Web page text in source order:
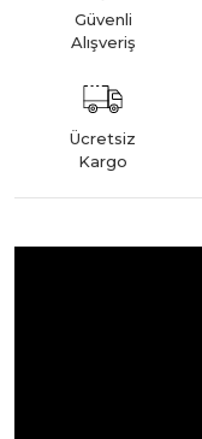
Güvenli
Alışveriş
Ücretsiz
Kargo